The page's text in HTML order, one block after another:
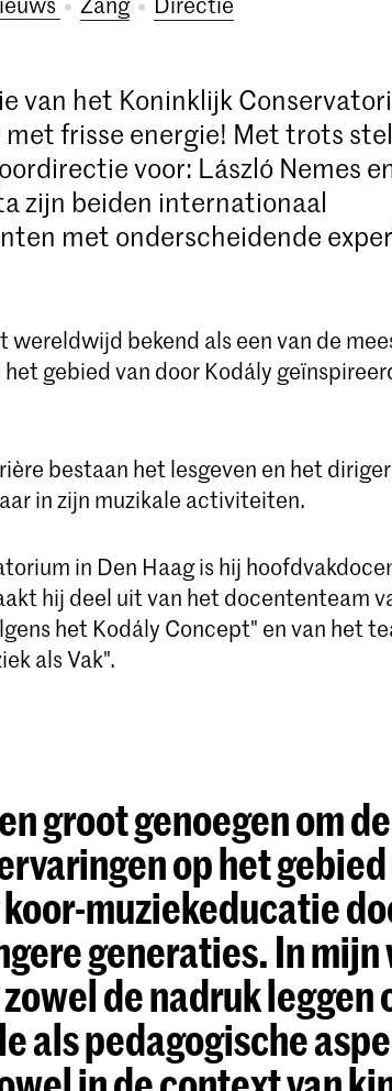
van het Koninklijk
frisse energie! Met trots
voor: László Nemes
zijn beiden internationaal
met onderscheidende
wereldwijd bekend als een van de
gebied van door Kodály
bestaan het lesgeven en het
in zijn muzikale activiteiten.
in Den Haag is hij
hij deel uit van het docententeam
het Kodály Concept" en van het
als Vak".
groot genoegen om
op het gebied
muziekeducatie
generaties. In
de nadruk leggen
als pedagogische